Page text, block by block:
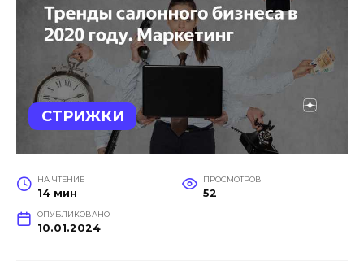
СТРИЖКИ
НА ЧТЕНИЕ
14 мин
ПРОСМОТРОВ
52
ОПУБЛИКОВАНО
10.01.2024